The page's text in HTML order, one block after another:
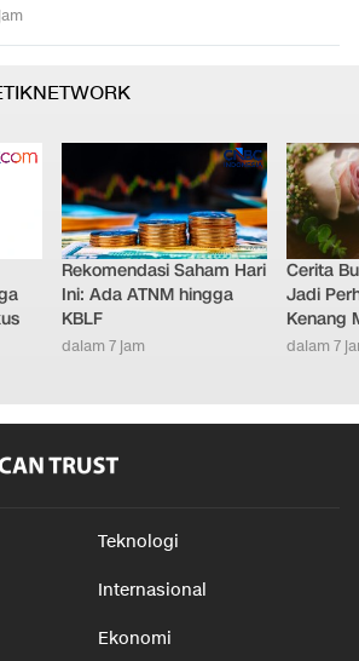
Rekomendasi Saham Hari
Ini: Ada ATNM hingga
KBLF
dalam 7 jam
Cerita
Jadi
Kenang
dalam 7
Teknologi
Internasional
Ekonomi